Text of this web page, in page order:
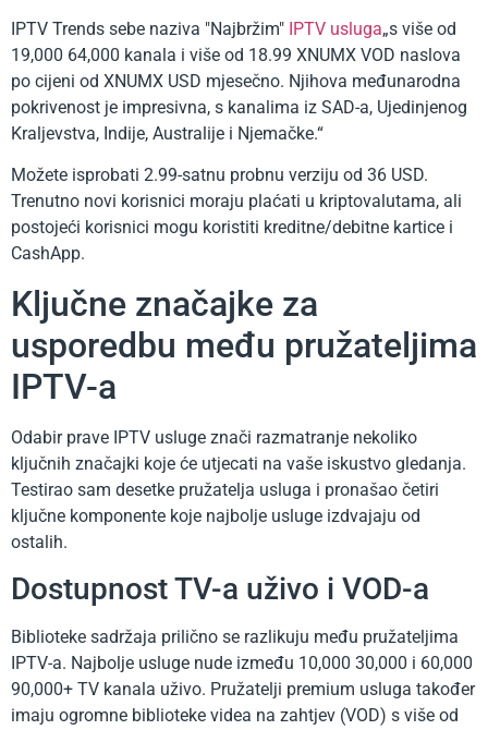
IPTV Trends sebe naziva "Najbržim" IPTV usluga„s više od
19,000 64,000 kanala i više od 18.99 XNUMX VOD naslova
po cijeni od XNUMX USD mjesečno. Njihova međunarodna
pokrivenost je impresivna, s kanalima iz SAD-a, Ujedinjenog
Kraljevstva, Indije, Australije i Njemačke.“
Možete isprobati 2.99-satnu probnu verziju od 36 USD.
Trenutno novi korisnici moraju plaćati u kriptovalutama, ali
postojeći korisnici mogu koristiti kreditne/debitne kartice i
CashApp.
Ključne značajke za
usporedbu među pružateljima
IPTV-a
Odabir prave IPTV usluge znači razmatranje nekoliko
ključnih značajki koje će utjecati na vaše iskustvo gledanja.
Testirao sam desetke pružatelja usluga i pronašao četiri
ključne komponente koje najbolje usluge izdvajaju od
ostalih.
Dostupnost TV-a uživo i VOD-a
Biblioteke sadržaja prilično se razlikuju među pružateljima
IPTV-a. Najbolje usluge nude između 10,000 30,000 i 60,000
90,000+ TV kanala uživo. Pružatelji premium usluga također
imaju ogromne biblioteke videa na zahtjev (VOD) s više od